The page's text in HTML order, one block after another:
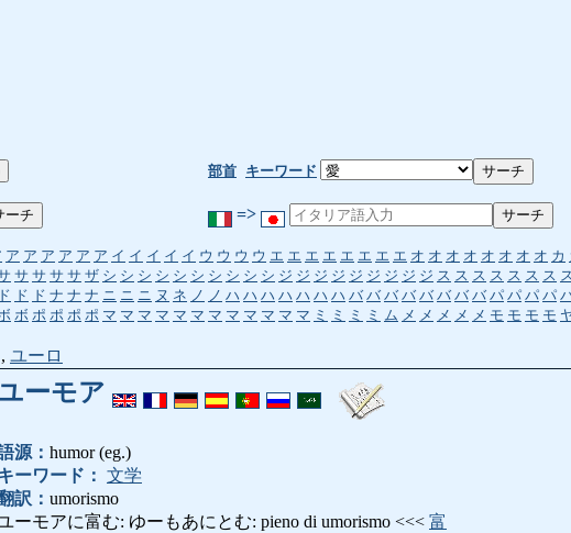
部首 キーワード
=>
ア ア ア ア ア ア イ イ イ イ イ ウ ウ ウ ウ エ エ エ エ エ エ エ エ オ オ オ オ オ オ オ オ カ
サ サ サ サ ザ シ シ シ シ シ シ シ シ シ シ ジ ジ ジ ジ ジ ジ ジ ジ ジ ス ス ス ス ス ス ス ス
ド ド ド ナ ナ ナ ニ ニ ニ ヌ ネ ノ ノ ハ ハ ハ ハ ハ ハ ハ バ バ バ バ バ バ バ バ パ パ パ パ
ボ ポ ポ ポ ポ マ マ マ マ マ マ マ マ マ マ マ マ ミ ミ ミ ミ ム メ メ メ メ メ モ モ モ モ
, ユーロ
ーモア
源： humor (eg.)
ーワード： 文学
訳： umorismo
ーモアに富む: ゆーもあにとむ: pieno di umorismo <<< 富